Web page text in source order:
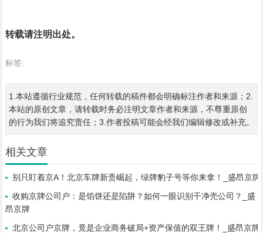
转载请注明出处。
标签:
1.本站遵循行业规范，任何转载的稿件都会明确标注作者和来源；2.
本站的原创文章，请转载时务必注明文章作者和来源，不尊重原创
的行为我们将追究责任；3.作者投稿可能会经我们编辑修改或补充。
相关文章
别只盯着京A！北京车牌新贵崛起，绿牌豹子号等你来拿！_盛昂京牌
收购京牌公司户：是馅饼还是陷阱？如何一眼识别干净壳公司？_盛
昂京牌
北京公司户京牌，竟是企业商务破局+资产保值的双王牌！_盛昂京牌